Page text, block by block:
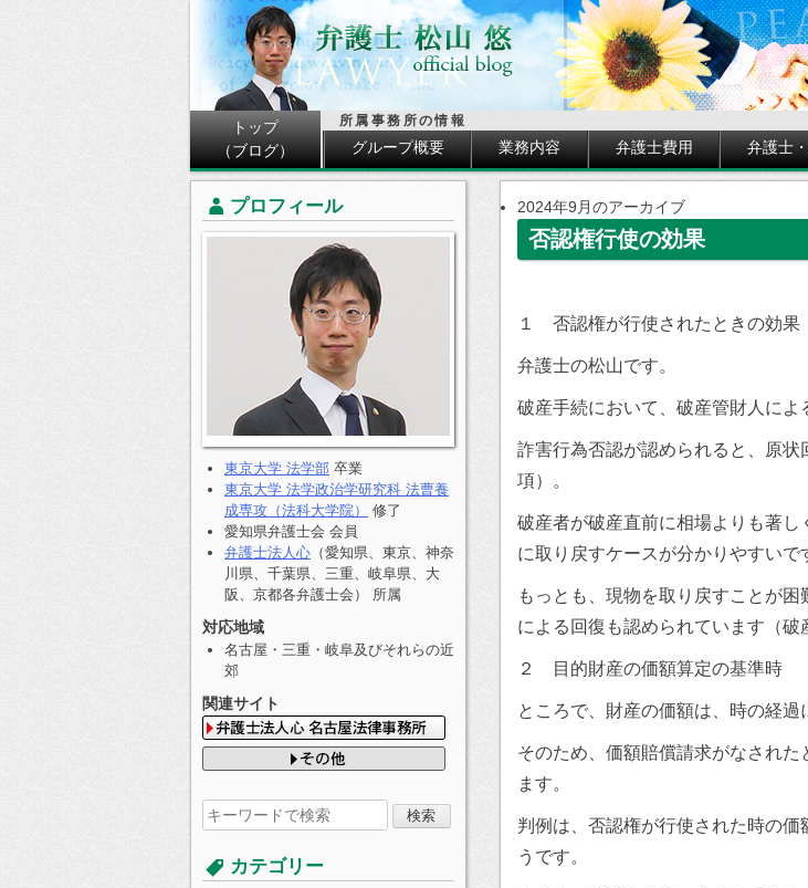
トップ
（ブログ）
所属事務所の情報
グループ概要 業務内容 弁護士費用 弁護士
2024年9月のアーカイブ
否認権行使の効果
１ 否認権が行使されたときの効果
弁護士の松山です。
破産手続において、破産管財人によ
詐害行為否認が認められると、原状
項）。
破産者が破産直前に相場よりも著
に取り戻すケースが分かりやすいで
もっとも、現物を取り戻すことが
による回復も認められています（破
２ 目的財産の価額算定の基準時
ところで、財産の価額は、時の経過
そのため、価額賠償請求がなされ
ます。
判例は、否認権が行使された時の
うです。
プロフィール
東京大学 法学部 卒業
東京大学 法学政治学研究科 法曹養
成専攻（法科大学院）
修了
愛知県弁護士会 会員
弁護士法人心 （愛知県、東京、神奈
川県、千葉県、三重、岐阜県、大
阪、京都各弁護士会） 所属
対応地域
名古屋・三重・岐阜及びそれらの近
郊
関連サイト
検
索
す
る:
カテゴリー